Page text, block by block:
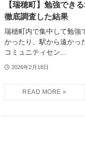
【瑞穂町】勉強でき
徹底調査した結果
瑞穂町内で集中して勉強
かったり、駅から遠かっ
コミュニティセン...
2026年2月18日